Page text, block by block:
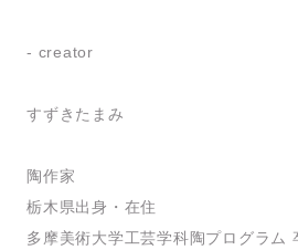
- creator
すずきたまみ
陶作家
栃木県出身・在住
多摩美術大学工芸学科陶プログラム